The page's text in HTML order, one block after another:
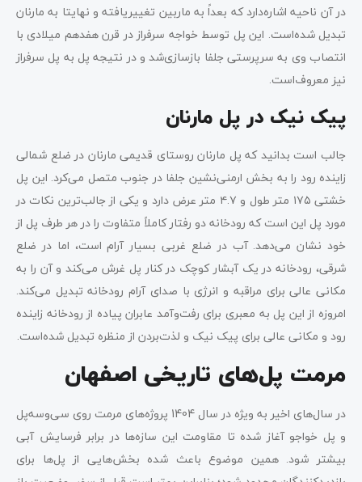
در آن ناحیه اشاره‌دارد که بعداً به ماربین تغییریافته و نهایتا به مارنان
تبدیل شده‌است. این پل توسط خواجه سرفراز در قرن هفدهم میلادی با
انتصاب وی به سرپرستی جلفا بازسازی‌شد و در نتیجه پل به پل سرفراز
نیز معروف‌است.
پیک نیک در پل مارنان
جالب است بدانید که پل مارنان روستای قدیمی مارنان در ضلع شمالی
زاینده رود را به بخش ارمنی‌نشین جلفا در جنوب متصل می‌کرد. این پل
خشتی ۱۷۵ متر طول و ۴.۷ متر عرض دارد و یکی از جالب‌ترین نکات در
مورد پل این است که رودخانه دو رفتار کاملاً متفاوت را در هر طرف پل از
خود نشان می‌دهد. آب در ضلع غربی بسیار آرام است، اما در ضلع
شرقی، رودخانه در یک آبشار کوچک در کنار پل غرش می‌کند و آن را به
مکانی عالی برای مراقبه و انرژی با صدای آرام رودخانه تبدیل می‌کند.
امروزه از این پل به معبری برای رفت‌وآمد عابران پیاده از رودخانه زاینده
رود و مکانی عالی برای پیک نیک و لذت‌بردن از منظره تبدیل شده‌است.
مرمت پل‌های تاریخی اصفهان
در سال‌های اخیر به ویژه در سال 1404 پروژه‌های مرمت روی سی‌وسه‌پل
و پل خواجو آغاز شده تا مقاومت این سازه‌ها در برابر فرسایش آبی
بیشتر شود. همین موضوع باعث شده بخش‌هایی از پل‌ها برای